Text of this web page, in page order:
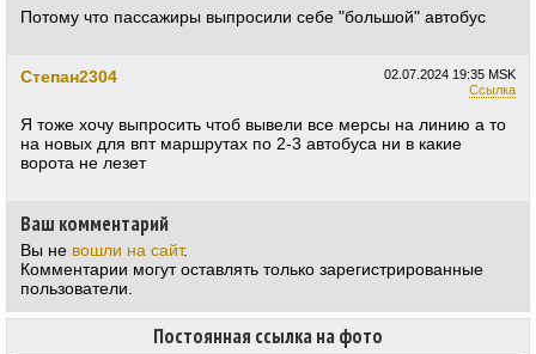
Постоянная ссылка на фото
Потому что пассажиры выпросили себе "большой" автобус
02.07.2024 19:35 MSK
Ссылка
Степан2304
Я тоже хочу выпросить чтоб вывели все мерсы на линию а то
на новых для впт маршрутах по 2-3 автобуса ни в какие
ворота не лезет
Ваш комментарий
Вы не вошли на сайт.
Комментарии могут оставлять только зарегистрированные
пользователи.